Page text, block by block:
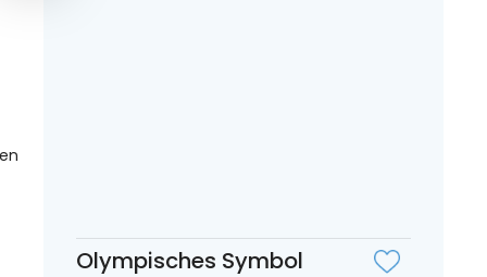
Olympisches Symbol